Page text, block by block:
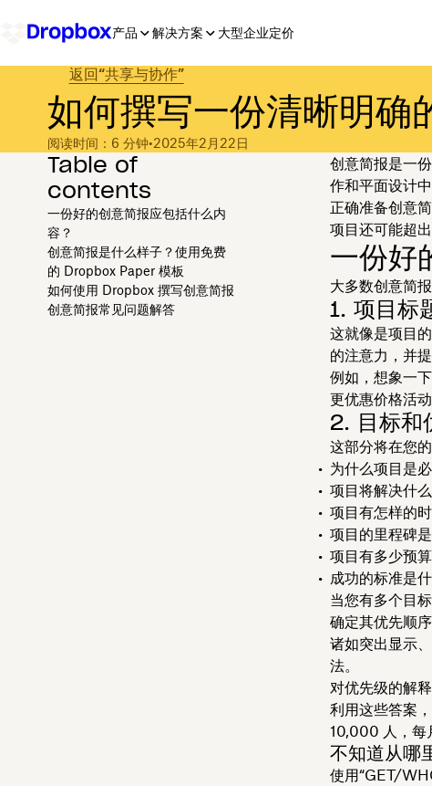
产品 解决方案 大型企业定价
返回“共享与协作”
如何撰写一份清晰明确
阅读时间：6 分钟•2025年2月22日
Table of
contents
一份好的创意简报应包括什么内
容？
创意简报是什么样子？使用免费
的 Dropbox Paper 模板
如何使用 Dropbox 撰写创意简报
创意简报常见问题解答
创意简报是一
作和平面设计中
正确准备创意
项目还可能超
一份好
大多数创意简
1. 项目标
这就像是项目
的注意力，并
例如，想象一
更优惠价格活
2. 目标和
这部分将在您
为什么项目是
项目将解决什
项目有怎样的
项目的里程碑
项目有多少预算
成功的标准是
当您有多个目
确定其优先顺
诸如突出显示
法。
对优先级的解
利用这些答案
10,000 人，每
不知道从哪
使用“GET/